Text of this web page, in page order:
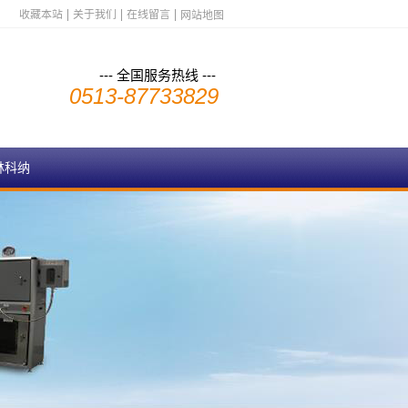
收藏本站 关于我们 在线留言 网站地图
--- 全国服务热线 ---
0513-87733829
科纳